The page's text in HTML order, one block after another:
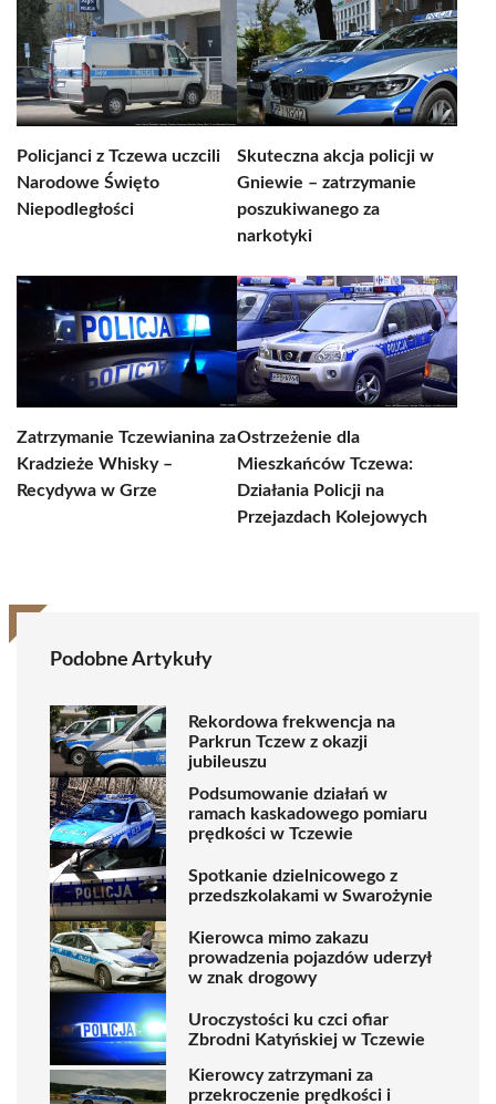
Policjanci z Tczewa uczcili
Narodowe Święto
Niepodległości
Skuteczna akcja policji w
Gniewie – zatrzymanie
poszukiwanego za
narkotyki
Zatrzymanie Tczewianina za
Kradzieże Whisky –
Recydywa w Grze
Ostrzeżenie dla
Mieszkańców Tczewa:
Działania Policji na
Przejazdach Kolejowych
Podobne Artykuły
Rekordowa frekwencja na
Parkrun Tczew z okazji
jubileuszu
Podsumowanie działań w
ramach kaskadowego pomiaru
prędkości w Tczewie
Spotkanie dzielnicowego z
przedszkolakami w Swarożynie
Kierowca mimo zakazu
prowadzenia pojazdów uderzył
w znak drogowy
Uroczystości ku czci ofiar
Zbrodni Katyńskiej w Tczewie
Kierowcy zatrzymani za
przekroczenie prędkości i